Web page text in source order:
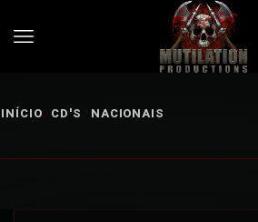
INÍCIO CD'S NACIONAIS